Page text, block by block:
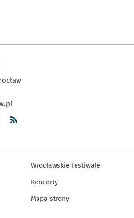
Wrocławskie festiwale
Koncerty
Mapa strony